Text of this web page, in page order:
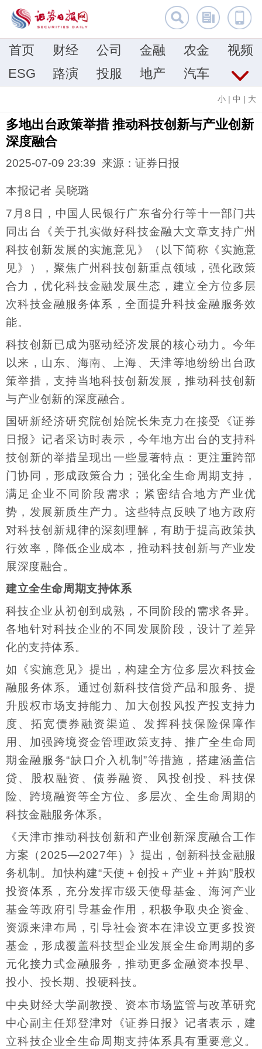
首页 财经 公司 金融 农金
视频
ESG
路演 投服 地产 汽车
小 | 中 | 大
多地出台政策举措 推动科技创新与产业创新
深度融合
2025-07-09 23:39 来源：证券日报
本报记者 吴晓璐
7月8日，中国人民银行广东省分行等十一部门共
同出台《关于扎实做好科技金融大文章支持广州
科技创新发展的实施意见》（以下简称《实施意
见》），聚焦广州科技创新重点领域，强化政策
合力，优化科技金融发展生态，建立全方位多层
次科技金融服务体系，全面提升科技金融服务效
能。
科技创新已成为驱动经济发展的核心动力。今年
以来，山东、海南、上海、天津等地纷纷出台政
策举措，支持当地科技创新发展，推动科技创新
与产业创新的深度融合。
国研新经济研究院创始院长朱克力在接受《证券
日报》记者采访时表示，今年地方出台的支持科
技创新的举措呈现出一些显著特点：更注重跨部
门协同，形成政策合力；强化全生命周期支持，
满足企业不同阶段需求；紧密结合地方产业优
势，发展新质生产力。这些特点反映了地方政府
对科技创新规律的深刻理解，有助于提高政策执
行效率，降低企业成本，推动科技创新与产业发
展深度融合。
建立全生命周期支持体系
科技企业从初创到成熟，不同阶段的需求各异。
各地针对科技企业的不同发展阶段，设计了差异
化的支持体系。
如《实施意见》提出，构建全方位多层次科技金
融服务体系。通过创新科技信贷产品和服务、提
升股权市场支持能力、加大创投风投产投支持力
度、拓宽债券融资渠道、发挥科技保险保障作
用、加强跨境资金管理政策支持、推广全生命周
期金融服务“缺口介入机制”等措施，搭建涵盖信
贷、股权融资、债券融资、风投创投、科技保
险、跨境融资等全方位、多层次、全生命周期的
科技金融服务体系。
《天津市推动科技创新和产业创新深度融合工作
方案（2025—2027年）》提出，创新科技金融服
务机制。加快构建“天使＋创投＋产业＋并购”股权
投资体系，充分发挥市级天使母基金、海河产业
基金等政府引导基金作用，积极争取央企资金、
资源来津布局，引导社会资本在津设立更多投资
基金，形成覆盖科技型企业发展全生命周期的多
元化接力式金融服务，推动更多金融资本投早、
投小、投长期、投硬科技。
中央财经大学副教授、资本市场监管与改革研究
中心副主任郑登津对《证券日报》记者表示，建
立科技企业全生命周期支持体系具有重要意义。